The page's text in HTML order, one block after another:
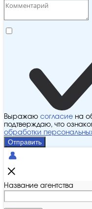
Выражаю согласие на
подтверждаю, что
обработки
Отправить
Название агентства